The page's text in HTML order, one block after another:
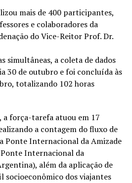
mais de 400 participantes,
e colaboradores da
do Vice-Reitor Prof. Dr.
simultâneas, a coleta de dados
30 de outubro e foi concluída às
totalizando 102 horas
a força-tarefa atuou em 17
a contagem do fluxo de
Ponte Internacional da Amizade
Internacional da
além da aplicação de
socioeconômico dos viajantes